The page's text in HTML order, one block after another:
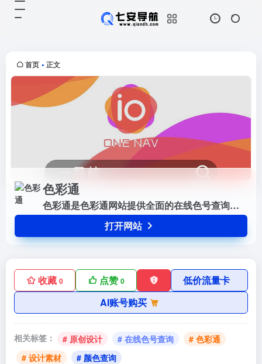
首页 • 正文
色彩通
色彩通是色彩通网站提供全面的在线色号查询，潘通颜色色彩查询，色卡配方下载、色卡销售服务
打开网站
收藏 0 点赞0
低价流量卡
AI账号购买
相关标签： # 原创设计 # 在线色号查询
# 色彩通
# 设计素材
# 颜色查询
配方下载、色卡销售服务